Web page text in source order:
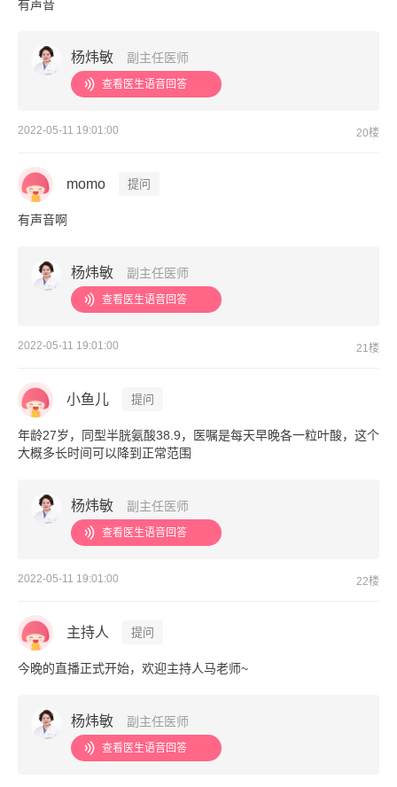
有声音
杨炜敏 副主任医师
查看医生语音回答
2022-05-11 19:01:00 20楼
momo 提问
有声音啊
杨炜敏 副主任医师
查看医生语音回答
2022-05-11 19:01:00 21楼
小鱼儿 提问
年龄27岁，同型半胱氨酸38.9，医嘱是每天早晚各一粒叶酸，这个
大概多长时间可以降到正常范围
杨炜敏 副主任医师
查看医生语音回答
2022-05-11 19:01:00 22楼
主持人 提问
今晚的直播正式开始，欢迎主持人马老师~
杨炜敏 副主任医师
查看医生语音回答